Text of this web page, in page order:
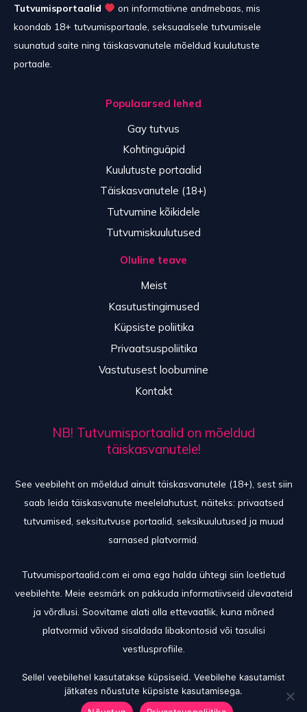
Tutvumisportaalid
on informatiivne andmebaas, mis
koondab 18+ tutvumisportaale, seksuaalsele tutvumisele
suunatud saite ning täiskasvanutele mõeldud kuulutuste
portaale.
Populaarsed lehed
Gay tutvus
Kohtinguäpid
Kuulutuste portaalid
Täiskasvanutele (18+)
Tutvumine kõikidele
Tutvumiskuulutused
Oluline teave
Meist
Kasutustingimused
Küpsiste poliitika
Privaatsuspoliitika
Vastutusest loobumine
Kontakt
NB! Tutvumisportaalid on mõeldud
täiskasvanutele!
See veebileht on mõeldud ainult täiskasvanutele (18+), sest siin
saab leida täiskasvanute meelelahutust, näiteks: privaatsed
tutvumised, seksitutvuse portaalid, seksikuulutused ja muud
sarnased platvormid.
Tutvumisportaalid.com ei oma ega halda ühtegi siin loetletud
veebilehte. Meie eesmärk on pakkuda informatiivseid ülevaateid
ja võrdlusi. Soovitame alati olla ettevaatlik, kuna mõned
platvormid võivad sisaldada libakontosid või tasulisi
vestlusprofiile.
© 2026 TutvumisPortaalid
Sellel veebilehel kasutatakse küpsiseid. Veebilehe kasutamist
jätkates nõustute küpsiste kasutamisega.